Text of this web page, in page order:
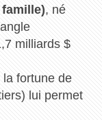
, né
milliards $
fortune de
lui permet